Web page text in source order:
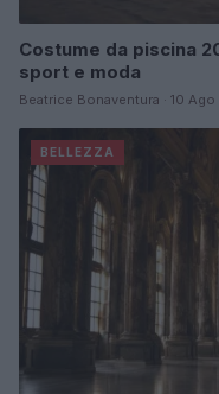
Costume da piscina
sport e moda
Beatrice Bonaventura · 10
BELLEZZA